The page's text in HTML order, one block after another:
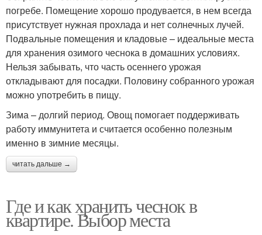
погребе. Помещение хорошо продувается, в нем всегда
присутствует нужная прохлада и нет солнечных лучей.
Подвальные помещения и кладовые – идеальные места
для хранения озимого чеснока в домашних условиях.
Нельзя забывать, что часть осеннего урожая
откладывают для посадки. Половину собранного урожая
можно употребить в пищу.
Зима – долгий период. Овощ помогает поддерживать
работу иммунитета и считается особенно полезным
именно в зимние месяцы.
читать дальше →
Где и как хранить чеснок в
квартире. Выбор места